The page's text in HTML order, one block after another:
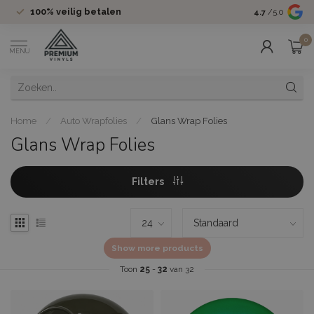
100% veilig betalen Groot
4.7 /5.0
MENU
0
Home / Auto Wrapfolies / Glans Wrap Folies
Glans Wrap Folies
Filters
Show more products
Toon 25 - 32 van 32